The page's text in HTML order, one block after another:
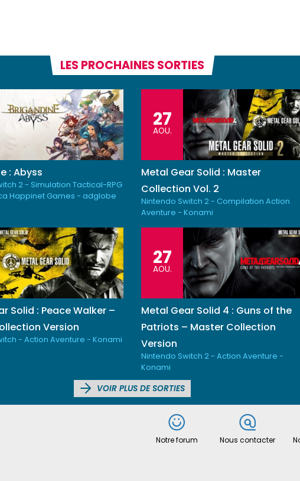
LES PROCHAINES SORTIES
: Abyss
2 - Simulation Tactical-RPG
Happinet Games - adglobe
27
AOU.
Metal Gear Solid : Master
Collection Vol. 2
Nintendo Switch 2 - Compilation Action
Aventure - Konami
Solid : Peace Walker –
Version
- Action Aventure - Konami
27
AOU.
Metal Gear Solid 4 : Guns of the
Patriots – Master Collection
Version
Nintendo Switch 2 - Action Aventure -
Konami
VOIR PLUS DE SORTIES
Notre forum Nous contacter